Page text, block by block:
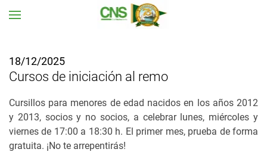
18/12/2025
Cursos de iniciación al remo
Cursillos para menores de edad nacidos en los años 2012
y 2013, socios y no socios, a celebrar lunes, miércoles y
viernes de 17:00 a 18:30 h. El primer mes, prueba de forma
gratuita. ¡No te arrepentirás!